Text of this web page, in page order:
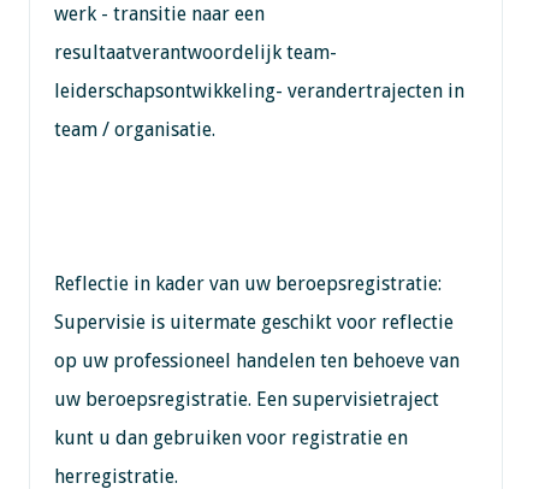
werk - transitie naar een
resultaatverantwoordelijk team-
leiderschapsontwikkeling- verandertrajecten in
team / organisatie.
Reflectie in kader van uw beroepsregistratie:
Supervisie is uitermate geschikt voor reflectie
op uw professioneel handelen ten behoeve van
uw beroepsregistratie. Een supervisietraject
kunt u dan gebruiken voor registratie en
herregistratie.